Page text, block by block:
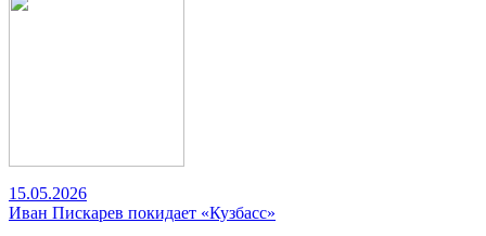
15.05.2026
Иван Пискарев покидает «Кузбасс»